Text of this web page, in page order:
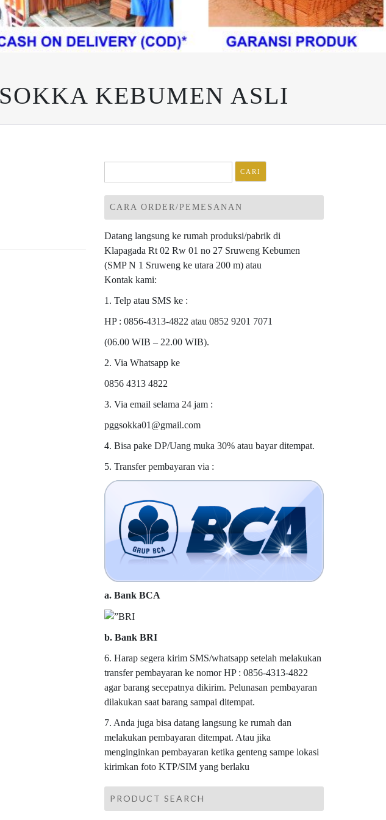
KEBUMEN ASLI
untuk:
CARA ORDER/PEMESANAN
Datang langsung ke rumah produksi/pabrik di
Klapagada Rt 02 Rw 01 no 27 Sruweng Kebumen
(SMP N 1 Sruweng ke utara 200 m) atau
Kontak kami:
1. Telp atau SMS ke :
HP : 0856-4313-4822 atau 0852 9201 7071
(06.00 WIB – 22.00 WIB).
2. Via Whatsapp ke
0856 4313 4822
3. Via email selama 24 jam :
pggsokka01@gmail.com
4. Bisa pake DP/Uang muka 30% atau bayar ditempat.
5. Transfer pembayaran via :
a. Bank BCA
b. Bank BRI
6. Harap segera kirim SMS/whatsapp setelah melakukan
transfer pembayaran ke nomor HP : 0856-4313-4822
agar barang secepatnya dikirim. Pelunasan pembayaran
dilakukan saat barang sampai ditempat.
7. Anda juga bisa datang langsung ke rumah dan
melakukan pembayaran ditempat. Atau jika
menginginkan pembayaran ketika genteng sampe lokasi
kirimkan foto KTP/SIM yang berlaku
PRODUCT SEARCH